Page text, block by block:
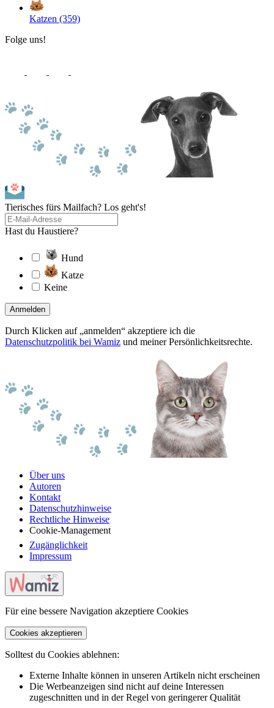
Katzen (359)
Folge uns!
Tierisches fürs Mailfach? Los geht's!
Hast du Haustiere?
Hund
Katze
Keine
Anmelden
Durch Klicken auf „anmelden“ akzeptiere ich die
Datenschutzpolitik bei Wamiz und meiner Persönlichkeitsrechte.
Über uns
Autoren
Kontakt
Datenschutzhinweise
Rechtliche Hinweise
Cookie-Management
Zugänglichkeit
Impressum
Für eine bessere Navigation akzeptiere Cookies
Cookies akzeptieren
Solltest du Cookies ablehnen:
Externe Inhalte können in unseren Artikeln nicht erscheinen
Die Werbeanzeigen sind nicht auf deine Interessen
zugeschnitten und in der Regel von geringerer Qualität